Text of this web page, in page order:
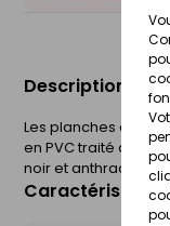
Description du
Les planches de
en PVC traité anti
noir et anthracite )